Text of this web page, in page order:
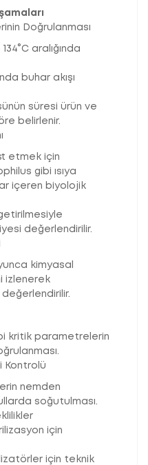
Doğrulanması
aralığında
buhar akışı
süresi ürün ve
belirlenir.
etmek için
gibi ısıya
içeren biyolojik
değerlendirilir.
kimyasal
izlenerek
kritik parametrelerin
Kontrolü
nemden
soğutulması.
için
için teknik